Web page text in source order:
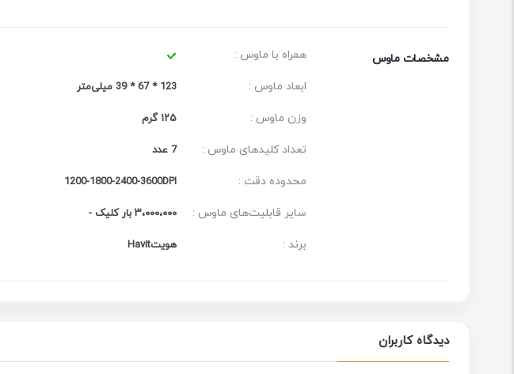
مشخصات ماوس همراه با ماوس :
ابعاد ماوس : 123 * 67 * 39 میلی‌متر
وزن ماوس : ۱۲۵ گرم
تعداد کلیدهای ماوس : 7 عدد
محدوده دقت : 1200-1800-2400-3600DPI
سایر قابلیت‌های ماوس : ۳،۰۰۰،۰۰۰ بار کلیک -
برند : هویتHavit
دیدگاه کاربران